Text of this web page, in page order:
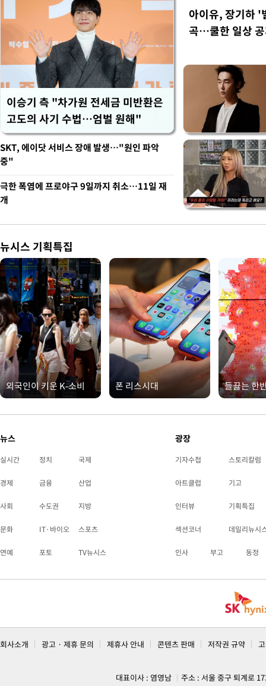
이승기 측 "차가원 전세금 미반환은
고도의 사기 수법…엄벌 원해"
아이유, 장기하 '
곡…쿨한 일상
SKT, 에이닷 서비스 장애 발생…"원인 파악
중"
극한 폭염에 프로야구 9일까지 취소…11일 재
개
뉴시스 기획특집
외국인이 키운 K-소비 폰 리스시대 들끓는 한
뉴스
실시간 정치 국제
경제 금융 산업
사회 수도권 지방
문화 IT·바이오 스포츠
연예 포토 TV뉴시스
광장
기자수첩 스토리칼럼
아트클럽 기고
인터뷰 기획특집
섹션코너 데일리뉴시
인사 부고 동정
회사소개 광고 · 제휴 문의 제휴사 안내 콘텐츠 판매 저작권 규약
대표이사 : 염영남
주소 : 서울 중구 퇴계로